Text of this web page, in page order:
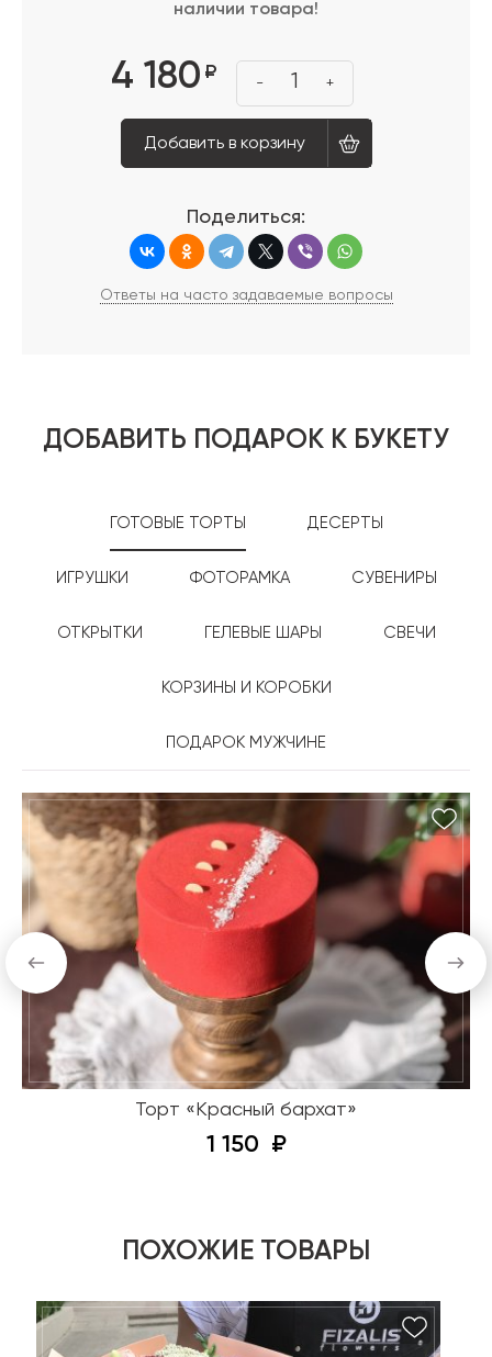
наличии товара!
4 180 ₽
- 1 +
Добавить в корзину
Поделиться:
Ответы на часто задаваемые вопросы
ДОБАВИТЬ ПОДАРОК К БУКЕТУ
ГОТОВЫЕ ТОРТЫ ДЕСЕРТЫ
ИГРУШКИ ФОТОРАМКА СУВЕНИРЫ
ОТКРЫТКИ ГЕЛЕВЫЕ ШАРЫ СВЕЧИ
КОРЗИНЫ И КОРОБКИ
ПОДАРОК МУЖЧИНЕ
Торт «Красный бархат»
1 150
ПОХОЖИЕ ТОВАРЫ